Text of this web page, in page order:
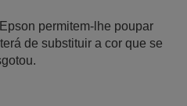
permitem-lhe poupar
de substituir a cor que se